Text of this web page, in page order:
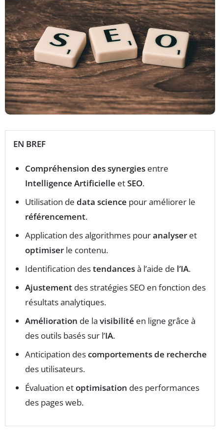
EN BREF
Compréhension des synergies entre
Intelligence Artificielle etSEO.
Utilisation de data science pour améliorer le
référencement.
Application des algorithmes pouranalyser et
optimiser le contenu.
Identification destendancesà l’aide de l’IA.
Ajustement des stratégies SEO en fonction des
résultats analytiques.
Amélioration de la visibilité en ligne grâce à
des outils basés sur l’IA.
Anticipation descomportements de recherche
des utilisateurs.
Évaluation etoptimisation des performances
des pages web.